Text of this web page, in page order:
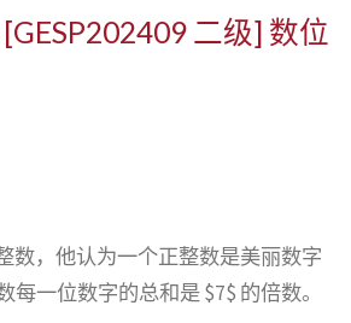
二级] 数位
数，他认为一个正整数是美丽数字
每一位数字的总和是 $7$ 的倍数。